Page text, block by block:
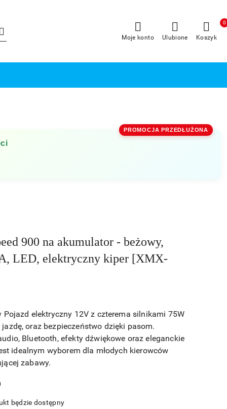
Moje konto Ulubione Koszyk
0
PROMOCJA PRZEDŁUŻONA
900 na akumulator - beżowy,
LED, elektryczny kiper [XMX-
Pojazd elektryczny 12V z czterema silnikami 75W
oraz bezpieczeństwo dzięki pasom.
Bluetooth, efekty dźwiękowe oraz eleganckie
idealnym wyborem dla młodych kierowców
zabawy.
będzie dostępny